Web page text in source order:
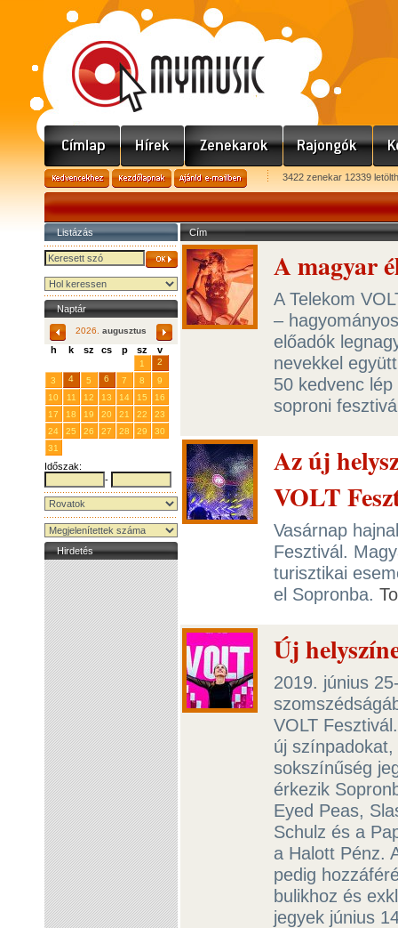
3422 zenekar 12339
Listázás
Naptár
2026. augusztus
h k sz cs p sz v
1
2
3
4 5 6 7 8
9
10
11 12 13 14 15
16
17
18 19 20 21 22
23
24
25 26 27 28 29
30
31
Időszak:
-
Hirdetés
Cím
A magyar
A Telekom
–
előadók
nevekkel
50 kedvenc
soproni
Az új
VOLT
Vasárnap
Fesztivál.
turisztikai
el Sopronba.
Új
2019. június
VOLT
új
sokszínűség
érkezik
Eyed Peas,
Schulz és a
a Halott Pénz.
pedig
bulikhoz és
jegyek június